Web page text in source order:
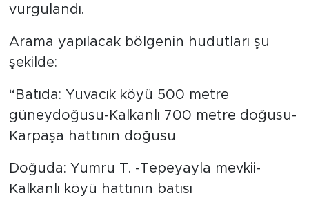
vurgulandı.
Arama yapılacak bölgenin hudutları şu
şekilde:
“Batıda: Yuvacık köyü 500 metre
güneydoğusu-Kalkanlı 700 metre doğusu-
Karpaşa hattının doğusu
Doğuda: Yumru T. -Tepeyayla mevkii-
Kalkanlı köyü hattının batısı